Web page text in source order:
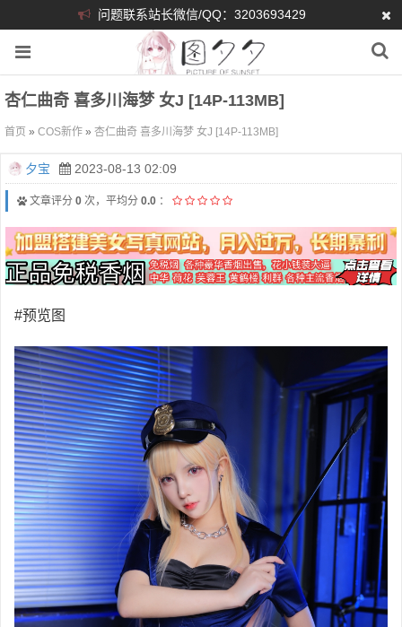
问题联系站长微信/QQ：3203693429
杏仁曲奇 喜多川海梦 女J [14P-113MB]
首页 » COS新作 » 杏仁曲奇 喜多川海梦 女J [14P-113MB]
夕宝 2023-08-13 02:09
文章评分 0 次，平均分 0.0 ：
#预览图